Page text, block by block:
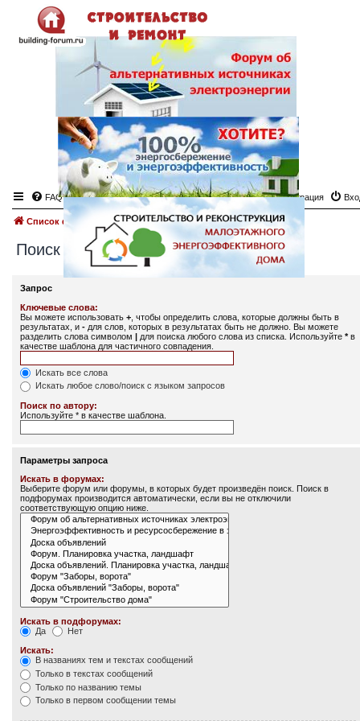
FAQ Регистрация
Список форумов Поиск
Поиск
Запрос
Ключевые слова:
Вы можете использовать + , чтобы определить слова, которые должны быть в
результатах, и - для слов, которых в результатах быть не должно. Вы можете
разделить слова символом | для поиска любого слова из списка. Используйте *в
качестве шаблона для частичного совпадения.
Искать все слова
Искать любое слово/поиск с языком запросов
Поиск по автору:
Используйте * в качестве шаблона.
Параметры запроса
Искать в форумах:
Выберите форум или форумы, в которых будет произведён поиск. Поиск в
подфорумах производится автоматически, если вы не отключили
соответствующую опцию ниже.
Искать в подфорумах:
Да
Нет
Искать:
В названиях тем и текстах сообщений
Только в текстах сообщений
Только по названию темы
Только в первом сообщении темы